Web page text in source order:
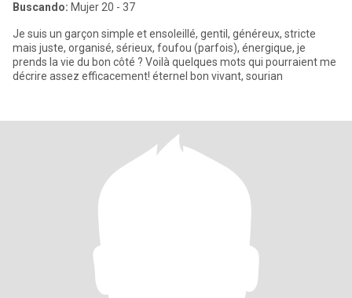
Buscando: Mujer 20 - 37
Je suis un garçon simple et ensoleillé, gentil, généreux, stricte
mais juste, organisé, sérieux, foufou (parfois), énergique, je
prends la vie du bon côté ? Voilà quelques mots qui pourraient me
décrire assez efficacement! éternel bon vivant, sourian